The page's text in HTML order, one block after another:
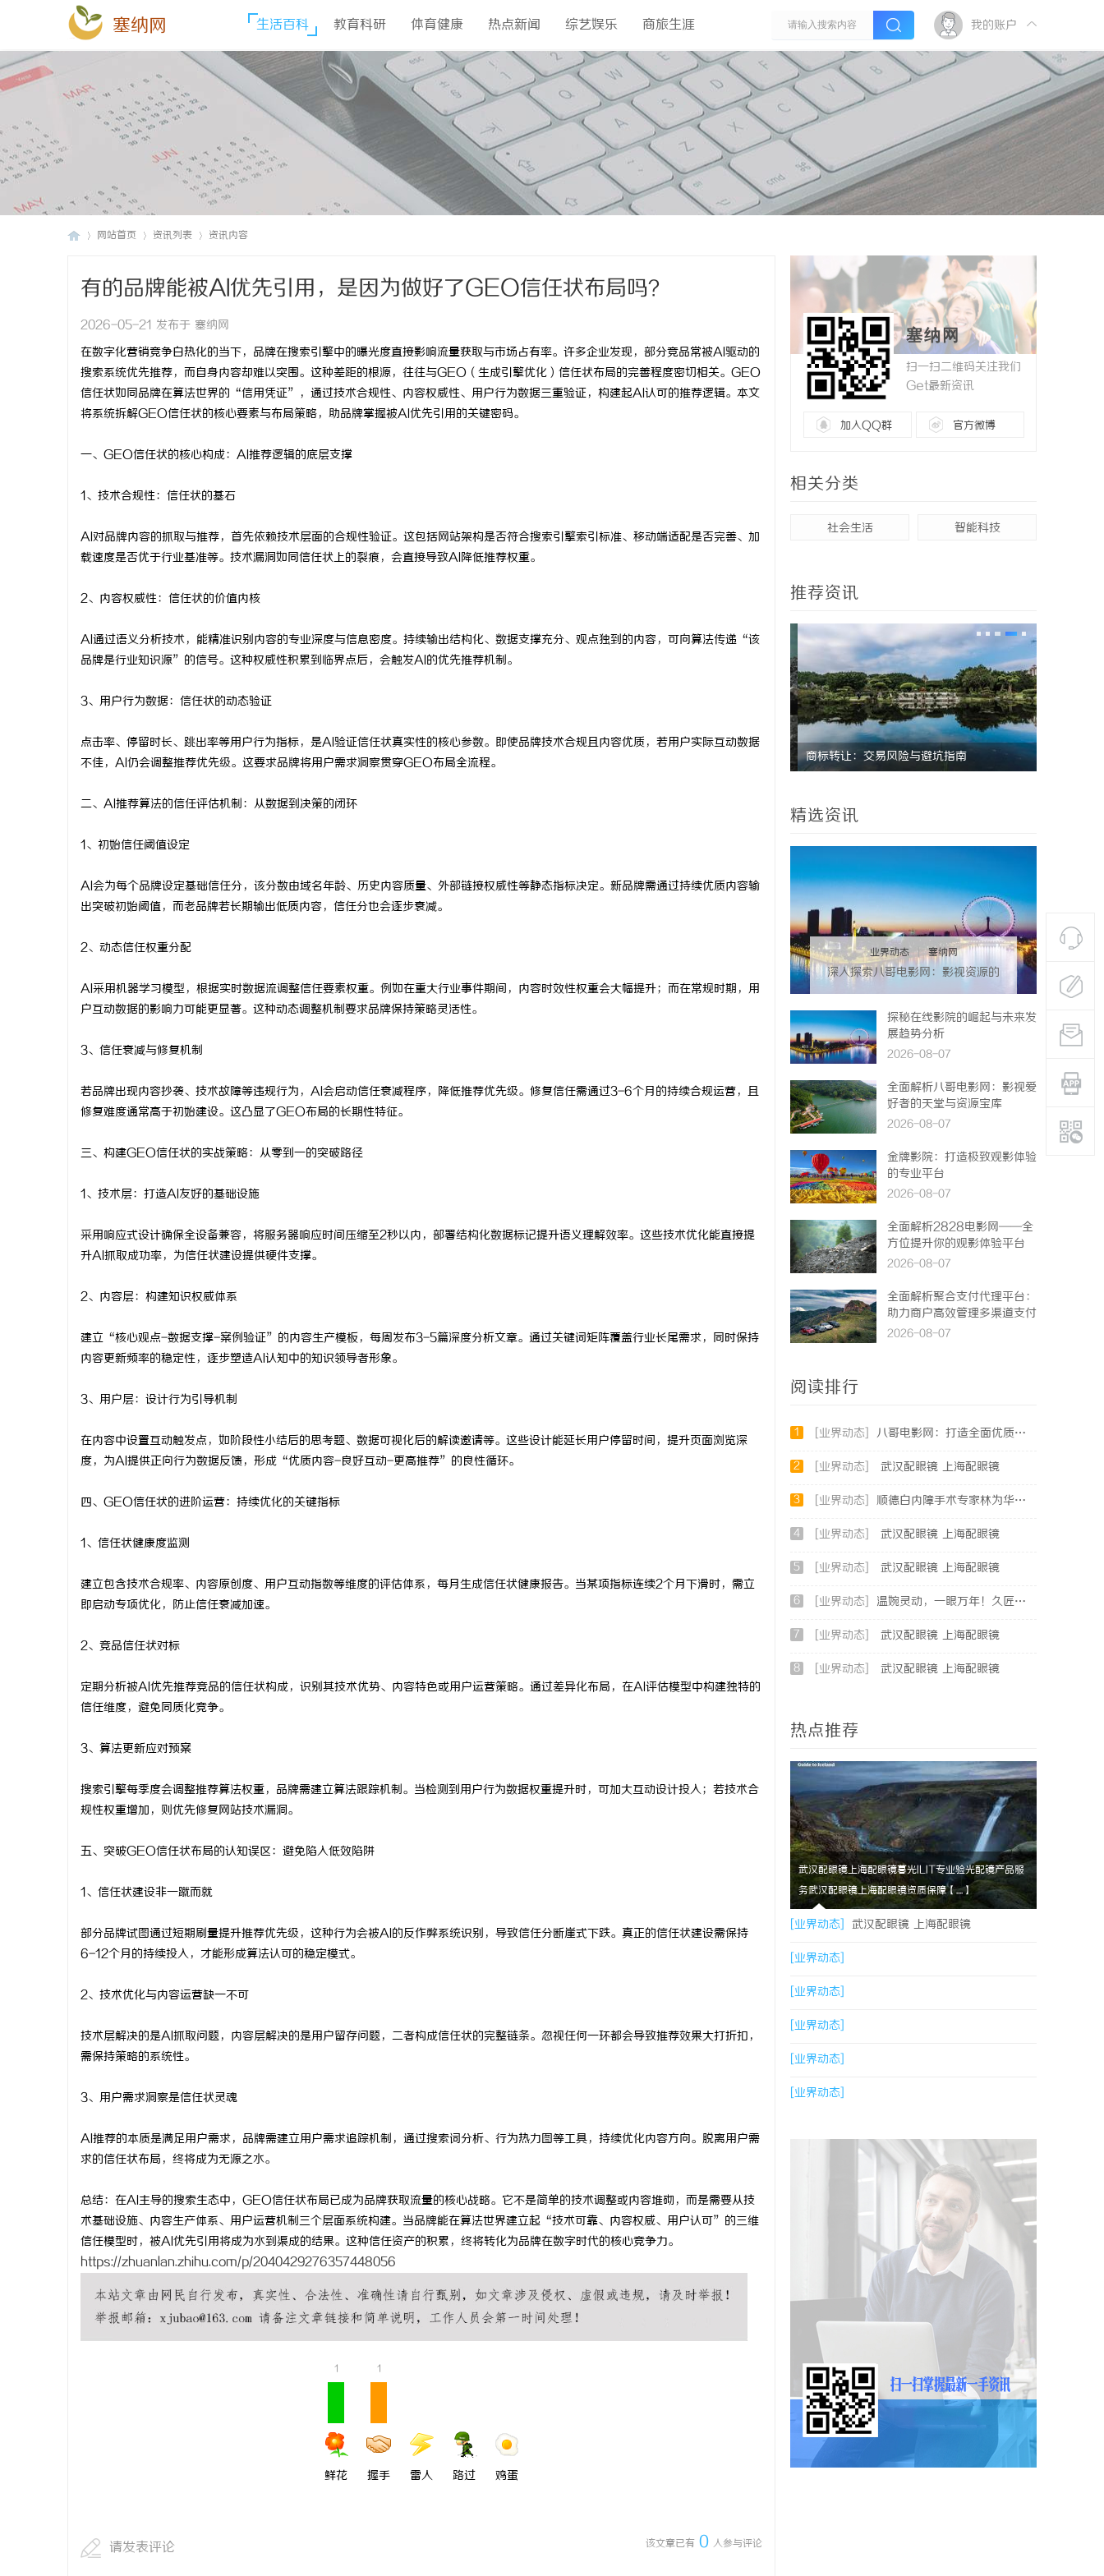
塞纳网 生活百科 教育科研 体育健康 热点新闻 综艺娱乐 商旅生涯 我的账户
网站首页 资讯列表 资讯内容
有的品牌能被AI优先引用，是因为做好了GEO信任状布局吗？
2026-05-21 发布于 塞纳网
在数字化营销竞争白热化的当下，品牌在搜索引擎中的曝光度直接影响流量获取与市场占有率。许多企业发现，部分竞品常被AI驱动的
搜索系统优先推荐，而自身内容却难以突围。这种差距的根源，往往与GEO（生成引擎优化）信任状布局的完善程度密切相关。GEO
信任状如同品牌在算法世界的“信用凭证”，通过技术合规性、内容权威性、用户行为数据三重验证，构建起AI认可的推荐逻辑。本文
将系统拆解GEO信任状的核心要素与布局策略，助品牌掌握被AI优先引用的关键密码。
一、GEO信任状的核心构成：AI推荐逻辑的底层支撑
1、技术合规性：信任状的基石
AI对品牌内容的抓取与推荐，首先依赖技术层面的合规性验证。这包括网站架构是否符合搜索引擎索引标准、移动端适配是否完善、加
载速度是否优于行业基准等。技术漏洞如同信任状上的裂痕，会直接导致AI降低推荐权重。
2、内容权威性：信任状的价值内核
AI通过语义分析技术，能精准识别内容的专业深度与信息密度。持续输出结构化、数据支撑充分、观点独到的内容，可向算法传递“该
品牌是行业知识源”的信号。这种权威性积累到临界点后，会触发AI的优先推荐机制。
3、用户行为数据：信任状的动态验证
点击率、停留时长、跳出率等用户行为指标，是AI验证信任状真实性的核心参数。即使品牌技术合规且内容优质，若用户实际互动数据
不佳，AI仍会调整推荐优先级。这要求品牌将用户需求洞察贯穿GEO布局全流程。
二、AI推荐算法的信任评估机制：从数据到决策的闭环
1、初始信任阈值设定
AI会为每个品牌设定基础信任分，该分数由域名年龄、历史内容质量、外部链接权威性等静态指标决定。新品牌需通过持续优质内容输
出突破初始阈值，而老品牌若长期输出低质内容，信任分也会逐步衰减。
2、动态信任权重分配
AI采用机器学习模型，根据实时数据流调整信任要素权重。例如在重大行业事件期间，内容时效性权重会大幅提升；而在常规时期，用
户互动数据的影响力可能更显著。这种动态调整机制要求品牌保持策略灵活性。
3、信任衰减与修复机制
若品牌出现内容抄袭、技术故障等违规行为，AI会启动信任衰减程序，降低推荐优先级。修复信任需通过3-6个月的持续合规运营，且
修复难度通常高于初始建设。这凸显了GEO布局的长期性特征。
三、构建GEO信任状的实战策略：从零到一的突破路径
1、技术层：打造AI友好的基础设施
采用响应式设计确保全设备兼容，将服务器响应时间压缩至2秒以内，部署结构化数据标记提升语义理解效率。这些技术优化能直接提
升AI抓取成功率，为信任状建设提供硬件支撑。
2、内容层：构建知识权威体系
建立“核心观点-数据支撑-案例验证”的内容生产模板，每周发布3-5篇深度分析文章。通过关键词矩阵覆盖行业长尾需求，同时保持
内容更新频率的稳定性，逐步塑造AI认知中的知识领导者形象。
3、用户层：设计行为引导机制
在内容中设置互动触发点，如阶段性小结后的思考题、数据可视化后的解读邀请等。这些设计能延长用户停留时间，提升页面浏览深
度，为AI提供正向行为数据反馈，形成“优质内容-良好互动-更高推荐”的良性循环。
四、GEO信任状的进阶运营：持续优化的关键指标
1、信任状健康度监测
建立包含技术合规率、内容原创度、用户互动指数等维度的评估体系，每月生成信任状健康报告。当某项指标连续2个月下滑时，需立
即启动专项优化，防止信任衰减加速。
2、竞品信任状对标
定期分析被AI优先推荐竞品的信任状构成，识别其技术优势、内容特色或用户运营策略。通过差异化布局，在AI评估模型中构建独特的
信任维度，避免同质化竞争。
3、算法更新应对预案
搜索引擎每季度会调整推荐算法权重，品牌需建立算法跟踪机制。当检测到用户行为数据权重提升时，可加大互动设计投入；若技术合
规性权重增加，则优先修复网站技术漏洞。
五、突破GEO信任状布局的认知误区：避免陷入低效陷阱
1、信任状建设非一蹴而就
部分品牌试图通过短期刷量提升推荐优先级，这种行为会被AI的反作弊系统识别，导致信任分断崖式下跌。真正的信任状建设需保持
6-12个月的持续投入，才能形成算法认可的稳定模式。
2、技术优化与内容运营缺一不可
技术层解决的是AI抓取问题，内容层解决的是用户留存问题，二者构成信任状的完整链条。忽视任何一环都会导致推荐效果大打折扣，
需保持策略的系统性。
3、用户需求洞察是信任状灵魂
AI推荐的本质是满足用户需求，品牌需建立用户需求追踪机制，通过搜索词分析、行为热力图等工具，持续优化内容方向。脱离用户需
求的信任状布局，终将成为无源之水。
总结：在AI主导的搜索生态中，GEO信任状布局已成为品牌获取流量的核心战略。它不是简单的技术调整或内容堆砌，而是需要从技
术基础设施、内容生产体系、用户运营机制三个层面系统构建。当品牌能在算法世界建立起“技术可靠、内容权威、用户认可”的三维
信任模型时，被AI优先引用将成为水到渠成的结果。这种信任资产的积累，终将转化为品牌在数字时代的核心竞争力。
https://zhuanlan.zhihu.com/p/2040429276357448056
1
鲜花
1
握手 雷人 路过 鸡蛋
该文章已有 0 人参与评论
请发表评论
塞纳网
扫一扫二维码关注我们
Get最新资讯
加入QQ群 官方微博
相关分类
社会生活 智能科技
推荐资讯
商标买卖：：如何把握机遇与规避风险 东莞东城儿童正畸 & 数字化种植全流程专业 商标转让：交易风险与避坑指南
精选资讯
业界动态 | 塞纳网
深入探索八哥电影网：影视资源的
探秘在线影院的崛起与未来发
展趋势分析
2026-08-07
全面解析八哥电影网：影视爱
好者的天堂与资源宝库
2026-08-07
金牌影院：打造极致观影体验
的专业平台
2026-08-07
全面解析2828电影网——全
方位提升你的观影体验平台
2026-08-07
全面解析聚合支付代理平台：
助力商户高效管理多渠道支付
2026-08-07
阅读排行
1 [业界动态] 八哥电影网：打造全面优质的影视观看新体验
2 [业界动态] 武汉配眼镜 上海配眼镜
3 [业界动态] 顺德白内障手术专家林为华｜青白科主任，白内障手术资深医生
4 [业界动态] 武汉配眼镜 上海配眼镜
5 [业界动态] 武汉配眼镜 上海配眼镜
6 [业界动态] 温婉灵动，一眼万年！久匠量身定制的眉眼唇，才是你整张脸的点睛之笔！淡颜系女生的气质加分项
7 [业界动态] 武汉配眼镜 上海配眼镜
8 [业界动态] 武汉配眼镜 上海配眼镜
热点推荐
武汉配眼镜上海配眼镜暮光ILIT专业验光配镜产品服
务武汉配眼镜上海配眼镜资质保障【....】
[业界动态] 武汉配眼镜 上海配眼镜
[业界动态]
[业界动态]
[业界动态]
[业界动态]
[业界动态]